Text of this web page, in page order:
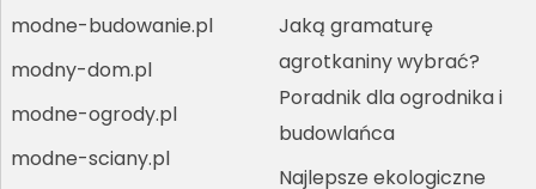
modne-budowanie.pl
modny-dom.pl
modne-ogrody.pl
modne-sciany.pl
Jaką gramaturę
agrotkaniny wybrać?
Poradnik dla ogrodnika i
budowlańca
Najlepsze ekologiczne